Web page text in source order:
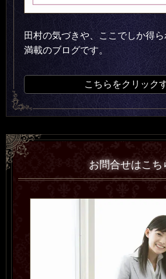
田村の気づきや、ここでしか得
満載のブログです。
こちらをクリック
お問合せはこち